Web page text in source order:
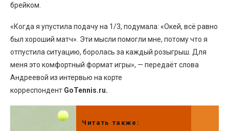
брейком.
«Когда я упустила подачу на 1/3, подумала: «Окей, всё равно
был хороший матч». Эти мысли помогли мне, потому что я
отпустила ситуацию, боролась за каждый розыгрыш. Для
меня это комфортный формат игры», — передаёт слова
Андреевой из интервью на корте
корреспондент GoTennis.ru.
Читать также: